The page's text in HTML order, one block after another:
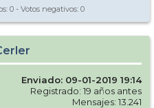
0 - Votos negativos: 0
Enviado: 09-01-2019 19:14
Registrado: 19 años antes
Mensajes: 13.241